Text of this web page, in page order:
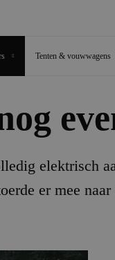
Tenten & vouwwagens
elektrisch
er mee